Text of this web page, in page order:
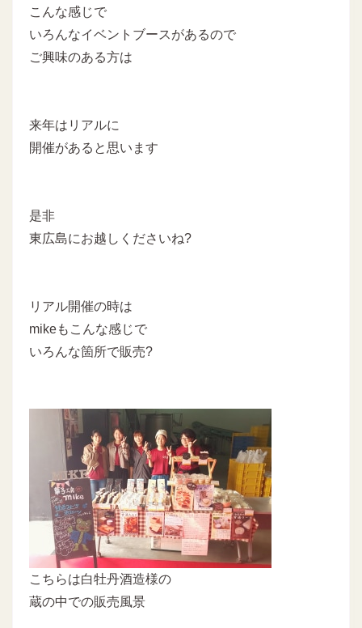
こんな感じで
いろんなイベントブースがあるので
ご興味のある方は
来年はリアルに
開催があると思います
是非
東広島にお越しくださいね?
リアル開催の時は
mikeもこんな感じで
いろんな箇所で販売?
こちらは白牡丹酒造様の
蔵の中での販売風景